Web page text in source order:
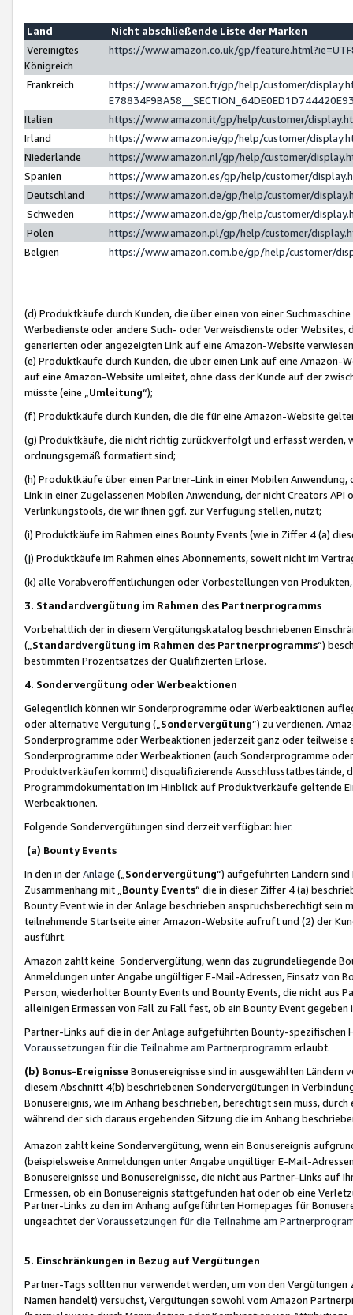
Land
Nicht abschließende Liste der Marken
Vereinigtes
Königreich
https://www.amazon.co.uk/gp/
Frankreich
https://www.amazon.fr/gp/help/customer/
Italien
https://www.amazon.it/gp/help/customer/
Irland
https://www.amazon.ie/gp/help/customer/
Niederlande
https://www.amazon.nl/gp/help/customer/
Spanien
https://www.amazon.es/gp/help/customer/
Deutschland
https://www.amazon.de/gp/help/customer/
Schweden
https://www.amazon.de/gp/help/customer/
Polen
https://www.amazon.pl/gp/help/customer/
Belgien
https://www.amazon.com.be/gp/help/customer/
(d) Produktkäufe durch Kunden, die über einen von einer
Werbedienste oder andere Such- oder Verweisdienste oder Websites,
generierten oder angezeigten Link auf eine Amazon-Website
(e) Produktkäufe durch Kunden, die über einen Link auf eine
auf eine Amazon-Website umleitet, ohne dass der Kunde auf der
müsste (eine „ Umleitung“);
(f) Produktkäufe durch Kunden, die die für eine Amazon-Website
(g) Produktkäufe, die nicht richtig zurückverfolgt und erfasst werden,
ordnungsgemäß formatiert sind;
(h) Produktkäufe über einen Partner-Link in einer Mobilen
Link in einer Zugelassenen Mobilen Anwendung, der nicht Creators
Verlinkungstools, die wir Ihnen ggf. zur Verfügung stellen, nutzt;
(i) Produktkäufe im Rahmen eines Bounty Events (wie in Ziffer 4 (a)
(j) Produktkäufe im Rahmen eines Abonnements, soweit nicht im
(k) alle Vorabveröffentlichungen oder Vorbestellungen von
3. Standardvergütung im Rahmen des Partnerprogramms
Vorbehaltlich der in diesem Vergütungskatalog beschriebenen
(„ Standardvergütung im Rahmen des Partnerprogramms“)
bestimmten Prozentsatzes der Qualifizierten Erlöse.
4. Sondervergütung oder Werbeaktionen
Gelegentlich können wir Sonderprogramme oder Werbeaktionen
oder alternative Vergütung („ Sondervergütung”) zu verdienen.
Sonderprogramme oder Werbeaktionen jederzeit ganz oder
Sonderprogramme oder Werbeaktionen (auch Sonderprogramme
Produktverkäufen kommt) disqualifizierende Ausschlusstatbestände,
Programmdokumentation im Hinblick auf Produktverkäufe geltende
Werbeaktionen.
Folgende Sondervergütungen sind derzeit verfügbar: hier.
(a) Bounty Events
In den in derAnlage („ Sondervergütung“) aufgeführten Ländern
Zusammenhang mit „ Bounty Events“ die in dieser Ziffer 4 (a)
Bounty Event wie in der Anlage beschrieben anspruchsberechtigt sein
teilnehmende Startseite einer Amazon-Website aufruft und (2) der
ausführt.
Amazon zahlt keine Sondervergütung, wenn das zugrundeliegende
Anmeldungen unter Angabe ungültiger E-Mail-Adressen, Einsatz von
Person, wiederholter Bounty Events und Bounty Events, die nicht
alleinigen Ermessen von Fall zu Fall fest, ob ein Bounty Event
Partner-Links auf die in der Anlage aufgeführten Bounty-spezifischen
Voraussetzungen für die Teilnahme am Partnerprogramm erlaubt.
(b) Bonus-Ereignisse Bonusereignisse sind in ausgewählten Ländern
diesem Abschnitt 4(b) beschriebenen Sondervergütungen in
Bonusereignis, wie im Anhang beschrieben, berechtigt sein muss,
während der sich daraus ergebenden Sitzung die im Anhang
Amazon zahlt keine Sondervergütung, wenn ein Bonusereignis
(beispielsweise Anmeldungen unter Angabe ungültiger E-Mail-
Bonusereignisse und Bonusereignisse, die nicht aus Partner-Links auf
Ermessen, ob ein Bonusereignis stattgefunden hat oder ob eine
Partner-Links zu den im Anhang aufgeführten Homepages für
ungeachtet derVoraussetzungen für die Teilnahme am
5. Einschränkungen in Bezug auf Vergütungen
Partner-Tags sollten nur verwendet werden, um von den
Namen handelt) versuchst, Vergütungen sowohl vom Amazon